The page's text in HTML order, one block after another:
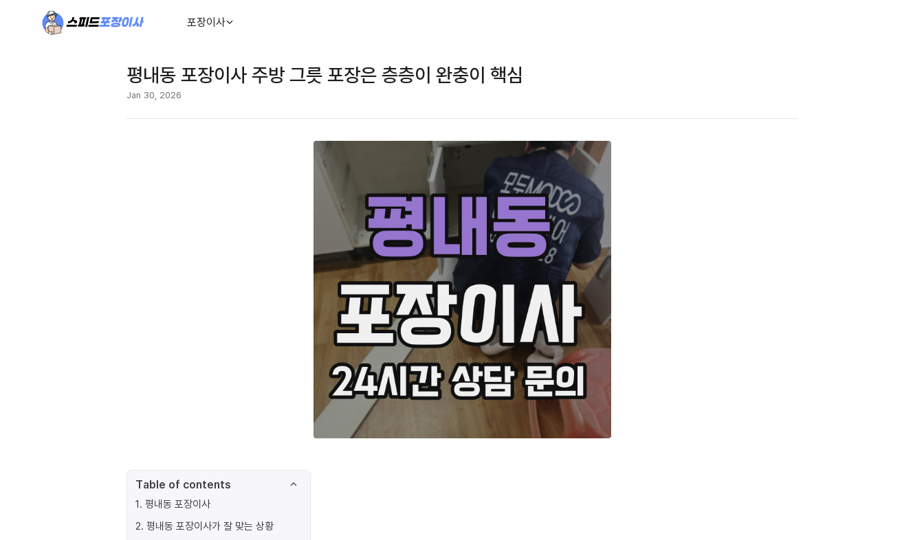
포장이사
평내동 포장이사 주방 그릇 포장은 층층이 완충이 핵심
Jan 30, 2026
Table of contents
1. 평내동 포장이사
2. 평내동 포장이사가 잘 맞는 상황